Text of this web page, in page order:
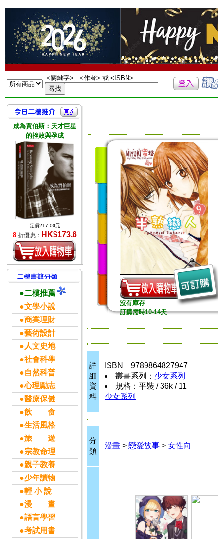
成為賈伯斯：天才巨星
的挫敗與孕成
定價217.00元
8 折優惠： HK$173.6
●二樓推薦
●文學小說
●商業理財
●藝術設計
●人文史地
●社會科學
●自然科普
●心理勵志
●醫療保健
●飲 食
●生活風格
●旅 遊
●宗教命理
●親子教養
●少年讀物
●輕 小 說
●漫 畫
●語言學習
●考試用書
沒有庫存
訂購需時10-14天
詳
細
資
料
ISBN：9789864827947
叢書系列： 少女系列
規格：平裝 / 36k / 11
少女系列
分
類
漫畫 > 戀愛故事 > 女性向